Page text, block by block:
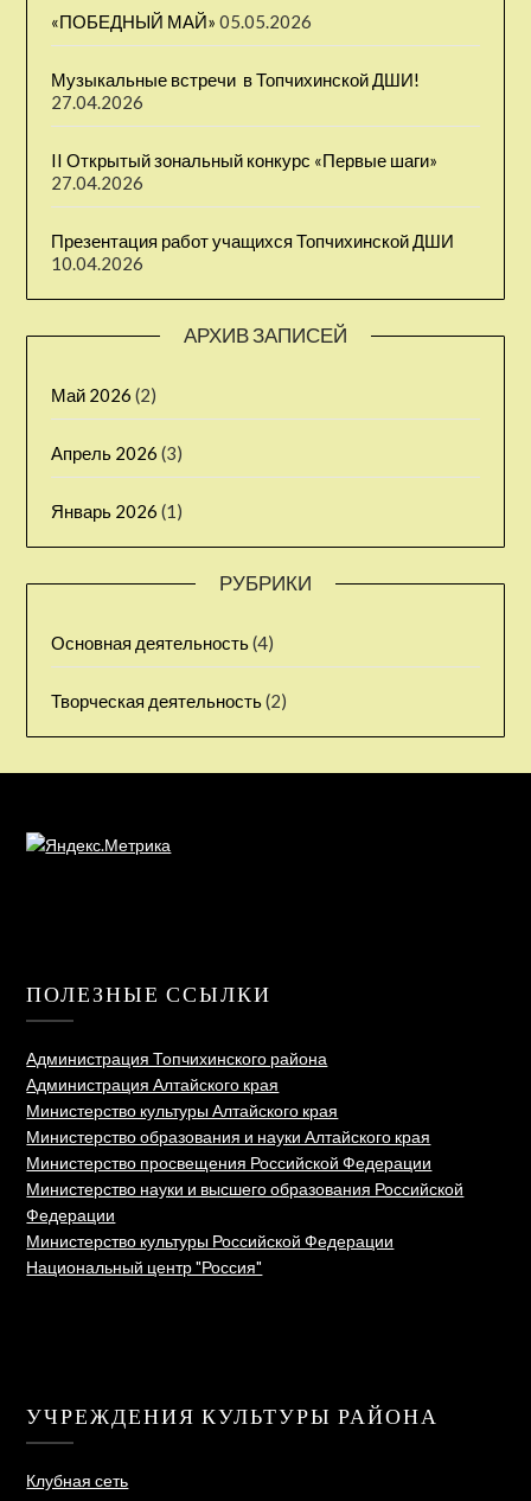
«ПОБЕДНЫЙ МАЙ» 05.05.2026
Музыкальные встречи ⁣ в Топчихинской ДШИ!
27.04.2026
II Открытый зональный конкурс «Первые шаги» ⁣
27.04.2026
Презентация работ учащихся Топчихинской ДШИ
10.04.2026
АРХИВ ЗАПИСЕЙ
Май 2026 (2)
Апрель 2026 (3)
Январь 2026 (1)
РУБРИКИ
Основная деятельность(4)
Творческая деятельность(2)
ПОЛЕЗНЫЕ ССЫЛКИ
Администрация Топчихинского района
Администрация Алтайского края
Министерство культуры Алтайского края
Министерство образования и науки Алтайского края
Министерство просвещения Российской Федерации
Министерство науки и высшего образования Российской
Федерации
Министерство культуры Российской Федерации
Национальный центр "Россия"
УЧРЕЖДЕНИЯ КУЛЬТУРЫ РАЙОНА
Клубная сеть